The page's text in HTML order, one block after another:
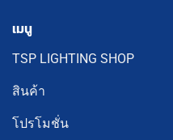
เมนู
TSP LIGHTING SHOP
สินค้า
โปรโมชั่น